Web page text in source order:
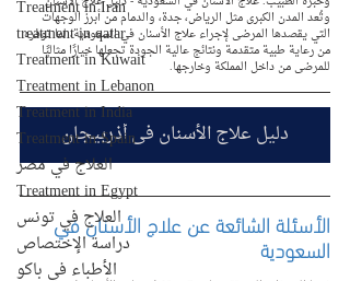
Treatment in Iran
treatment in qatar
Treatment in Kuwait
Treatment in Lebanon
Treatment in India
Treatment in Spain
العلاج في مصر
Treatment in Egypt
العلاج في تونس
دراسة الإختصاص
الأطباء في باكو
وتُعد المدن الكبرى مثل الرياض، جدة، والدمام من أبرز الوجهات
التي يقصدها المرضى لإجراء علاج الأسنان في السعودية، لما توفره
من رعاية طبية متقدمة ونتائج عالية الجودة تجعلها خيارًا مثاليًا
للمرضى من داخل المملكة وخارجها.
دليل علاج الأسنان في أذربيجان
الأسئلة الشائعة عن علاج الأسنان في
السعودية